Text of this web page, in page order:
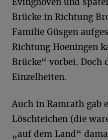
Brücke in Richtung
Familie Güsgen
Richtung Hoeningen
Brücke“ vorbei. Doch
Einzelheiten.
Auch in Ramrath gab
Löschteichen (die
„auf dem Land“